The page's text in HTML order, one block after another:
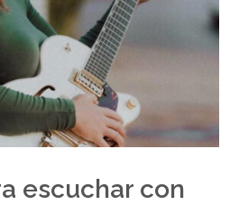
escuchar con